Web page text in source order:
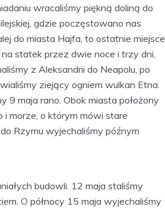
wracaliśmy piękną doliną do
gdzie poczęstowano nas
do miasta Hajfa, to ostatnie miejsce
statek przez dwie noce i trzy dni,
z Aleksandrii do Neapolu, po
ziejący ogniem wulkan Etna.
9 maja rano. Obok miasta położony
morze, o którym mówi stare
Rzymu wyjechaliśmy późnym
budowli. 12 maja staliśmy
O północy 15 maja wyjechaliśmy